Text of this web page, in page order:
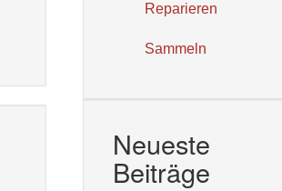
Reparieren
Sammeln
Neueste
Beiträge